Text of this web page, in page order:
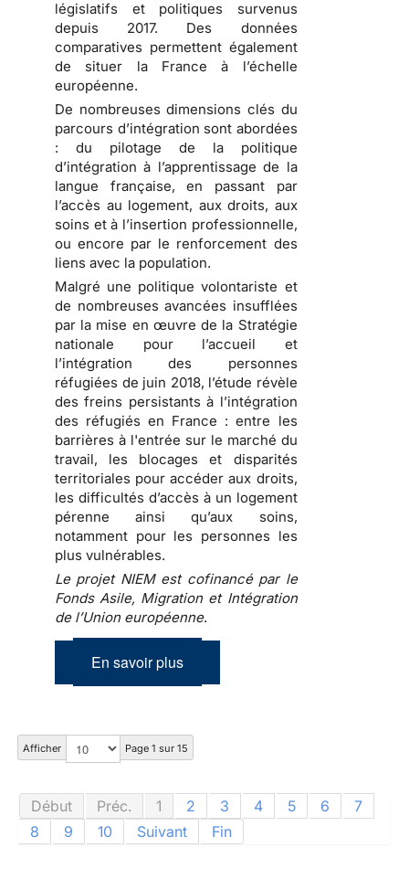
législatifs et politiques survenus
depuis 2017. Des données
comparatives permettent également
de situer la France à l’échelle
européenne.
De nombreuses dimensions clés du
parcours d’intégration sont abordées
: du pilotage de la politique
d’intégration à l’apprentissage de la
langue française, en passant par
l’accès au logement, aux droits, aux
soins et à l’insertion professionnelle,
ou encore par le renforcement des
liens avec la population.
Malgré une politique volontariste et
de nombreuses avancées insufflées
par la mise en œuvre de la Stratégie
nationale pour l’accueil et
l’intégration des personnes
réfugiées de juin 2018, l’étude révèle
des freins persistants à l’intégration
des réfugiés en France : entre les
barrières à l'entrée sur le marché du
travail, les blocages et disparités
territoriales pour accéder aux droits,
les difficultés d’accès à un logement
pérenne ainsi qu’aux soins,
notamment pour les personnes les
plus vulnérables.
Le projet NIEM est cofinancé par le
Fonds Asile, Migration et Intégration
de l’Union européenne.
En savoir plus
Afficher Page 1 sur 15
Début Préc. 1 2 3 4 5 6
7
8
9 10 Suivant Fin